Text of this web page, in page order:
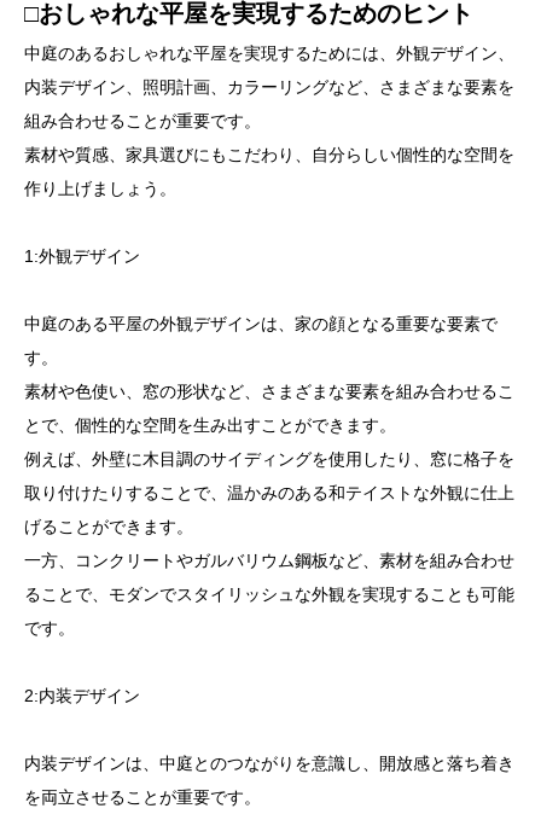
□おしゃれな平屋を実現するためのヒント
中庭のあるおしゃれな平屋を実現するためには、外観デザイン、
内装デザイン、照明計画、カラーリングなど、さまざまな要素を
組み合わせることが重要です。
素材や質感、家具選びにもこだわり、自分らしい個性的な空間を
作り上げましょう。
1:外観デザイン
中庭のある平屋の外観デザインは、家の顔となる重要な要素で
す。
素材や色使い、窓の形状など、さまざまな要素を組み合わせるこ
とで、個性的な空間を生み出すことができます。
例えば、外壁に木目調のサイディングを使用したり、窓に格子を
取り付けたりすることで、温かみのある和テイストな外観に仕上
げることができます。
一方、コンクリートやガルバリウム鋼板など、素材を組み合わせ
ることで、モダンでスタイリッシュな外観を実現することも可能
です。
2:内装デザイン
内装デザインは、中庭とのつながりを意識し、開放感と落ち着き
を両立させることが重要です。